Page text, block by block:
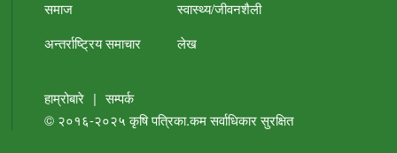
समाज
स्वास्थ्य/जीवनशैली
अन्तर्राष्ट्रिय समाचार
लेख
हाम्रोबारे | सम्पर्क
© २०१६-२०२५कृषि पत्रिका.कमसर्वाधिकार सुरक्षित